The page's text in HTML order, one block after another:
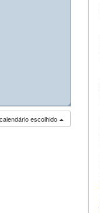
◢◢
escolhido